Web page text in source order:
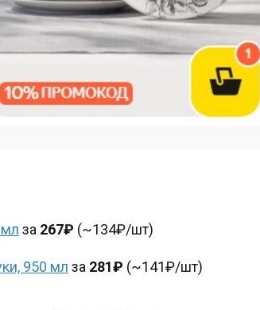
за 267₽ (~134₽/шт)
950 мл за 281₽ (~141₽/шт)